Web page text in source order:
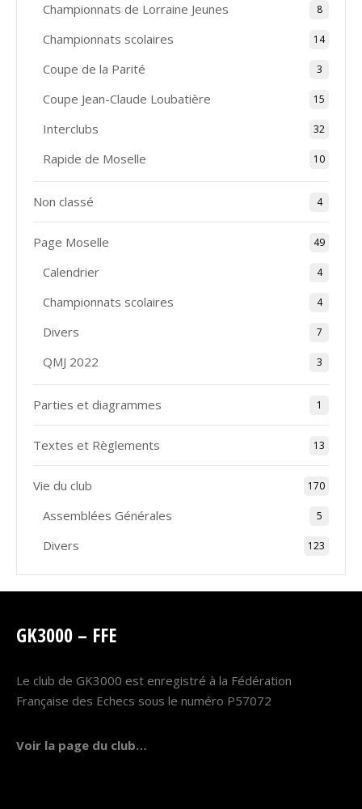
Championnats de Lorraine Jeunes 8
Championnats scolaires 14
Coupe de la Parité 3
Coupe Jean-Claude Loubatière 15
Interclubs 32
Rapide de Moselle 10
Non classé 4
Page Moselle 49
Calendrier 4
Championnats scolaires 4
Divers 7
QMJ 2022 3
Parties et diagrammes 1
Textes et Règlements 13
Vie du club 170
Assemblées Générales 5
Divers 123
GK3000 – FFE
Le club de GK3000 est enregistré à la Fédération
Française des Echecs sous le numéro P57072
Voir la page du club…